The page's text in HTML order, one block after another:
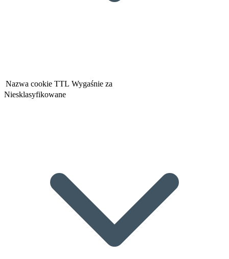
Nazwa cookie TTL Wygaśnie za
Niesklasyfikowane